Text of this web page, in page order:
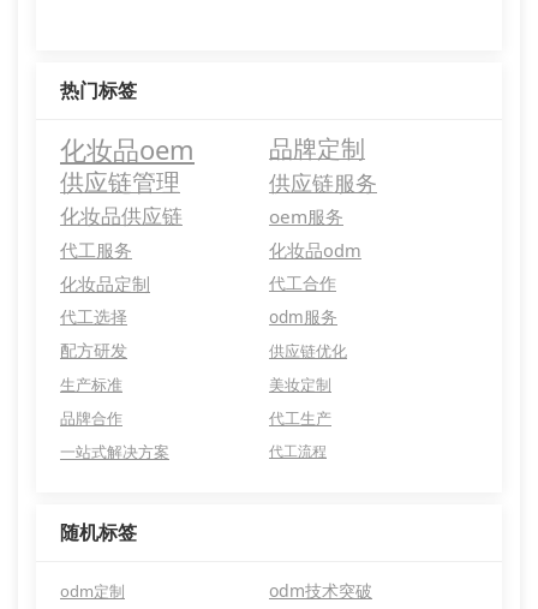
热门标签
化妆品oem
品牌定制
供应链管理
供应链服务
化妆品供应链
oem服务
代工服务
化妆品odm
化妆品定制
代工合作
代工选择
odm服务
配方研发
供应链优化
生产标准
美妆定制
品牌合作
代工生产
一站式解决方案
代工流程
随机标签
odm定制 odm技术突破